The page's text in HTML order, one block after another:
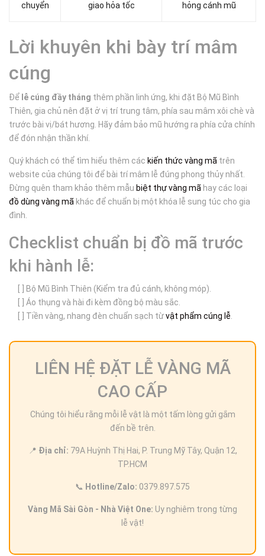
chuyển giao hỏa tốc hỏng cánh mũ
Lời khuyên khi bày trí mâm
cúng
Để lễ cúng đầy tháng thêm phần linh ứng, khi đặt Bộ Mũ Bình
Thiên, gia chủ nên đặt ở vị trí trung tâm, phía sau mâm xôi chè và
trước bài vị/bát hương. Hãy đảm bảo mũ hướng ra phía cửa chính
để đón nhận thần khí.
Quý khách có thể tìm hiểu thêm các kiến thức vàng mã trên
website của chúng tôi để bài trí mâm lễ đúng phong thủy nhất.
Đừng quên tham khảo thêm mẫu biệt thự vàng mã hay các loại
đồ dùng vàng mã khác để chuẩn bị một khóa lễ sung túc cho gia
đình.
Checklist chuẩn bị đồ mã trước
khi hành lễ:
[ ] Bộ Mũ Bình Thiên (Kiểm tra đủ cánh, không móp).
[ ] Áo thụng và hài đi kèm đồng bộ màu sắc.
[ ] Tiền vàng, nhang đèn chuẩn sạch từvật phẩm cúng lễ
LIÊN HỆ ĐẶT LỄ VÀNG MÃ
CAO CẤP
Chúng tôi hiểu rằng mỗi lễ vật là một tấm lòng gửi gắm
đến bề trên.
📍 Địa chỉ: 79A Huỳnh Thị Hai, P. Trung Mỹ Tây, Quận 12,
TP.HCM
📞 Hotline/Zalo: 0379.897.575
Vàng Mã Sài Gòn - Nhà Việt One: Uy nghiêm trong từng
lễ vật!